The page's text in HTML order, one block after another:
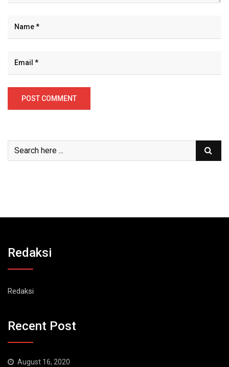
Redaksi
Redaksi
Recent Post
August 16, 2020